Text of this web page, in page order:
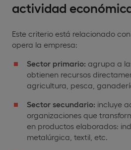
actividad
Este criterio está relacionado
opera la empresa:
Sector primario: agrupa a
obtienen recursos
agricultura, pesca,
Sector secundario: incluye
organizaciones que
en productos elaborados:
metalúrgica, textil, etc.